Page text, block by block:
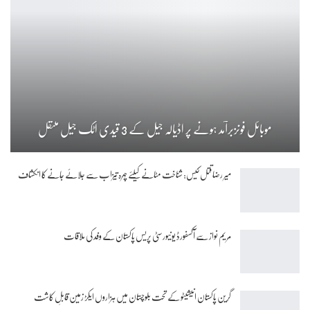
موبائل فونزبرآمد ہونے پر اڈیالہ جیل کے 3 قیدی اٹک جیل منتقل
میر رضا قتل کیس: شناخت مٹانے کیلئے چہرہ تیزاب سے جلائے جانے کا انکشاف
مریم نواز سے آکسفورڈ یونیورسٹی پریس پاکستان کے وفد کی ملاقات
گرین پاکستان انیشیٹو کے تحت بلوچستان میں ہزاروں ایکڑ زمین قابلِ کاشت